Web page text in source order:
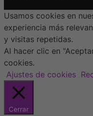
Usamos cookies en
experiencia más
y visitas repetidas.
Al hacer clic en
cookies.
Ajustes de cookies
Cerrar